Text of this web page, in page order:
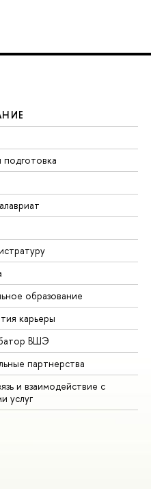
подготовка
образование
карьеры
ВШЭ
партнерства
и взаимодействие с
услуг